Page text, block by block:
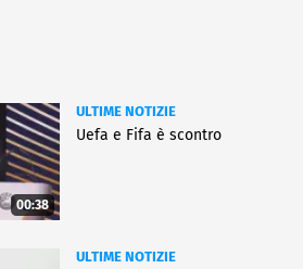
00:38
ULTIME NOTIZIE
Uefa e Fifa è scontro
ULTIME NOTIZIE